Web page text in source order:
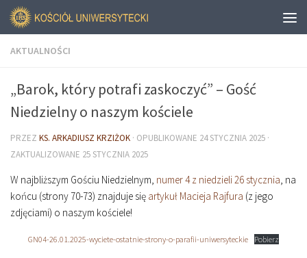
AKTUALNOŚCI
„Barok, który potrafi zaskoczyć” – Gość
Niedzielny o naszym kościele
PRZEZ KS. ARKADIUSZ KRZIŻOK · OPUBLIKOWANE 24 STYCZNIA 2025 ·
ZAKTUALIZOWANE 25 STYCZNIA 2025
W najbliższym Gościu Niedzielnym, numer 4 z niedzieli 26 stycznia, na
końcu (strony 70-73) znajduje się artykuł Macieja Rajfura (z jego
zdjęciami) o naszym kościele!
GN04-26.01.2025-wyciete-ostatnie-strony-o-parafii-uniwersyteckie Pobierz